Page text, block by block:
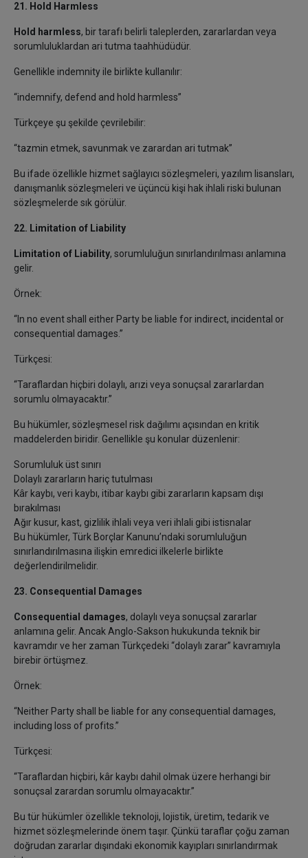
21. Hold Harmless
Hold harmless, bir tarafı belirli taleplerden, zararlardan veya
sorumluluklardan ari tutma taahhüdüdür.
Genellikle indemnity ile birlikte kullanılır:
“indemnify, defend and hold harmless”
Türkçeye şu şekilde çevrilebilir:
“tazmin etmek, savunmak ve zarardan ari tutmak”
Bu ifade özellikle hizmet sağlayıcı sözleşmeleri, yazılım lisansları,
danışmanlık sözleşmeleri ve üçüncü kişi hak ihlali riski bulunan
sözleşmelerde sık görülür.
22. Limitation of Liability
Limitation of Liability, sorumluluğun sınırlandırılması anlamına
gelir.
Örnek:
“In no event shall either Party be liable for indirect, incidental or
consequential damages.”
Türkçesi:
“Taraflardan hiçbiri dolaylı, arızi veya sonuçsal zararlardan
sorumlu olmayacaktır.”
Bu hükümler, sözleşmesel risk dağılımı açısından en kritik
maddelerden biridir. Genellikle şu konular düzenlenir:
Sorumluluk üst sınırı
Dolaylı zararların hariç tutulması
Kâr kaybı, veri kaybı, itibar kaybı gibi zararların kapsam dışı
bırakılması
Ağır kusur, kast, gizlilik ihlali veya veri ihlali gibi istisnalar
Bu hükümler, Türk Borçlar Kanunu’ndaki sorumluluğun
sınırlandırılmasına ilişkin emredici ilkelerle birlikte
değerlendirilmelidir.
23. Consequential Damages
Consequential damages, dolaylı veya sonuçsal zararlar
anlamına gelir. Ancak Anglo-Sakson hukukunda teknik bir
kavramdır ve her zaman Türkçedeki “dolaylı zarar” kavramıyla
birebir örtüşmez.
Örnek:
“Neither Party shall be liable for any consequential damages,
including loss of profits.”
Türkçesi:
“Taraflardan hiçbiri, kâr kaybı dahil olmak üzere herhangi bir
sonuçsal zarardan sorumlu olmayacaktır.”
Bu tür hükümler özellikle teknoloji, lojistik, üretim, tedarik ve
hizmet sözleşmelerinde önem taşır. Çünkü taraflar çoğu zaman
doğrudan zararlar dışındaki ekonomik kayıpları sınırlandırmak